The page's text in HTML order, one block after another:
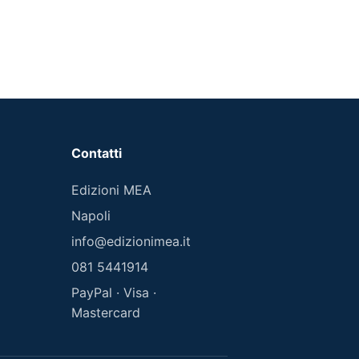
Contatti
Edizioni MEA
Napoli
info@edizionimea.it
081 5441914
PayPal · Visa ·
Mastercard